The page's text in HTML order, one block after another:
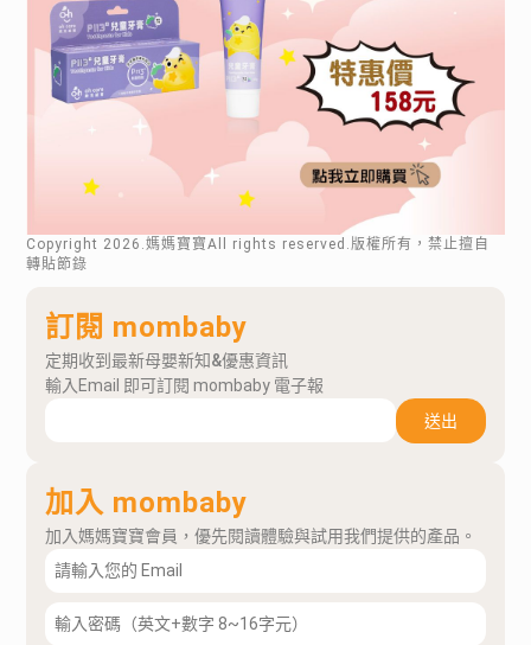
Copyright 2026 .媽媽寶寶All rights reserved.版權所有，禁止擅自
轉貼節錄
訂閱 mombaby
定期收到最新母嬰新知&優惠資訊
輸入Email 即可訂閱 mombaby 電子報
送出
加入 mombaby
加入媽媽寶寶會員，優先閱讀體驗與試用我們提供的產品。